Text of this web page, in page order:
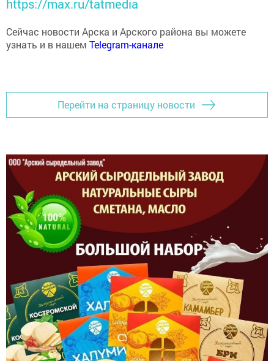
узнать и в нашемTelegram-канале
Перейти на страницу новости